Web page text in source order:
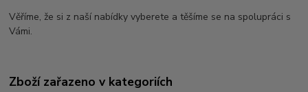
Věříme, že si z naší nabídky vyberete a těšíme se na spolupráci s
Vámi.
Zboží zařazeno v kategoriích